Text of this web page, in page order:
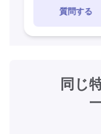
質問する
同じ